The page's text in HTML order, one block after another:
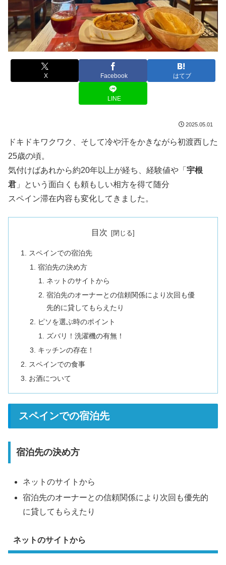
X Facebook はてブ
LINE
2025.05.01
ドキドキワクワク、そして冷や汗をかきながら初渡西した
25歳の頃。
気付けばあれから約20年以上が経ち、経験値や「 宇根
君 」という面白くも頼もしい相方を得て随分
スペイン滞在内容も変化してきました。
目次
スペインでの宿泊先
宿泊先の決め方
ネットのサイトから
宿泊先のオーナーとの信頼関係により次回も優
先的に貸してもらえたり
ピソを選ぶ時のポイント
ズバリ！洗濯機の有無！
キッチンの存在！
スペインでの食事
お酒について
スペインでの宿泊先
宿泊先の決め方
ネットのサイトから
宿泊先のオーナーとの信頼関係により次回も優先的
に貸してもらえたり
ネットのサイトから